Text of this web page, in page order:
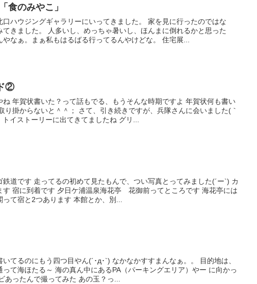
食のみやこ」
口ハウジングギャラリーにいってきました。 家を見に行ったのではな
てきました。 人多いし、めっちゃ暑いし、ほんまに倒れるかと思った
やなぁ。まぁ私もはるばる行ってるんやけどな。 住宅展...
②
ね 年賀状書いた？って話もでる、もうそんな時期ですよ 年賀状何も書い
り掛からないと＾＾； さて、引き続きですが、兵隊さんに会いました(｀
イストーリーに出てきてましたね グリ...
鉄道です 走ってるの初めて見たもんで、つい写真とってみました(´ー`) カ
す 宿に到着です 夕日ケ浦温泉海花亭 花御前ってところです 海花亭には
て宿と2つあります 本館とか、別...
てるのにもう四つ目やん(´･д･`) なかなかすすまんなぁ。。 目的地は、
って海ほたる～ 海の真ん中にあるPA（パーキングエリア）やー に向かっ
あったんで撮ってみた あの玉？っ...